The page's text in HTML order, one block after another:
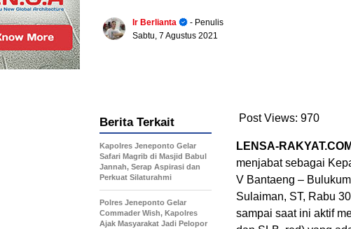
Ir Berlianta
- Penulis
Sabtu, 7 Agustus 2021
Post Views: 970
LENSA-
menjabat sebagai
V Bantaeng –
Sulaiman, ST, Rabu
sampai saat ini aktif
Berita Terkait
Kapolres Jeneponto Gelar
Safari Magrib di Masjid Babul
Jannah, Serap Aspirasi dan
Perkuat Silaturahmi
Polres Jeneponto Gelar
Commader Wish, Kapolres
Ajak Masyarakat Jadi Pelopor